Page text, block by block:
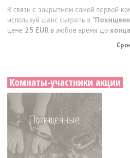
В связи с закрытием самой первой
используй шанс сыграть в
цене 25 EUR в любое время до
Комнаты-участники акции
Похищенные